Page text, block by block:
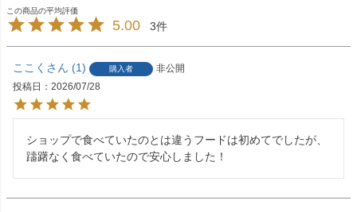
5.00 3
ここく 1 購入者
非公開
投稿日
2026/07/28
ショップで食べていたのとは違うフードは初めてでしたが、
躊躇なく食べていたので安心しました！